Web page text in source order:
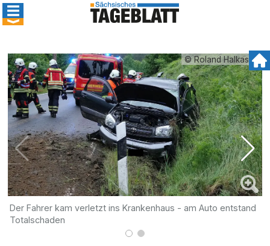
© Roland Halkasch
Der Fahrer kam verletzt ins Krankenhaus - am Auto entstand
Totalschaden